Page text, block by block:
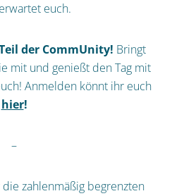
euch.
der CommUnity! Bringt
mit und genießt den Tag mit
Anmelden könnt ihr euch
hier!
–
zahlenmäßig begrenzten